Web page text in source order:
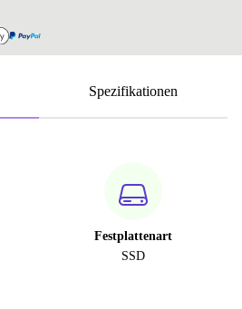
Spezifikationen
Festplattenart
SSD